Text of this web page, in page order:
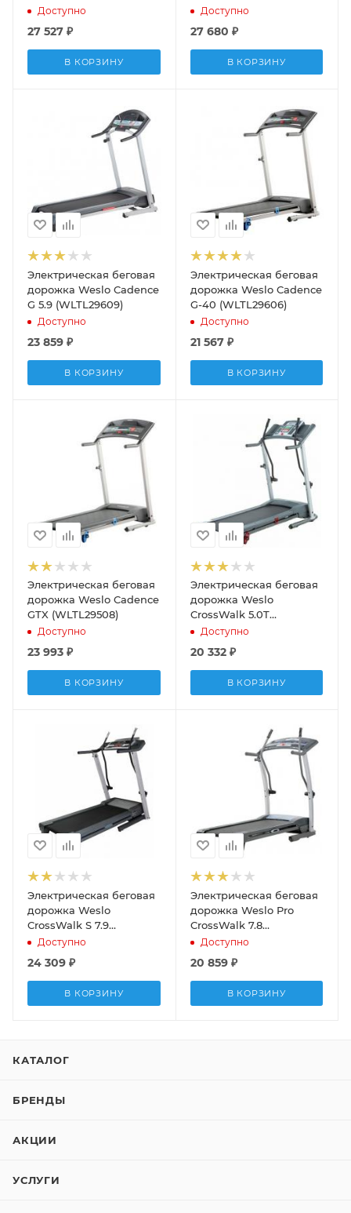
Доступно
27 527 ₽
В КОРЗИНУ
Доступно
27 680 ₽
В КОРЗИНУ
Электрическая беговая
дорожка Weslo Cadence
G 5.9 (WLTL29609)
Доступно
23 859 ₽
В КОРЗИНУ
Электрическая беговая
дорожка Weslo Cadence
G-40 (WLTL29606)
Доступно
21 567₽
В КОРЗИНУ
Электрическая беговая
дорожка Weslo Cadence
GTX (WLTL29508)
Доступно
23 993 ₽
В КОРЗИНУ
Электрическая беговая
дорожка Weslo
CrossWalk 5.0T
(WLTL29310)
Доступно
20 332₽
В КОРЗИНУ
Электрическая беговая
дорожка Weslo
CrossWalk S 7.9
(WLTL37309)
Доступно
24 309 ₽
В КОРЗИНУ
Электрическая беговая
дорожка Weslo Pro
CrossWalk 7.8
(WLTL37308)
Доступно
20 859₽
В КОРЗИНУ
КАТАЛОГ
БРЕНДЫ
АКЦИИ
УСЛУГИ